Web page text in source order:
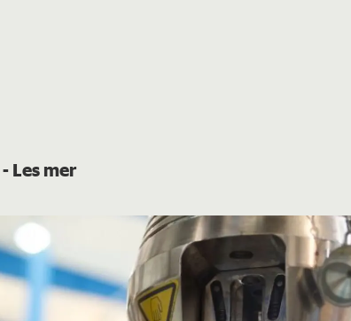
- Les mer